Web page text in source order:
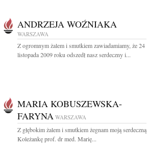
ANDRZEJA WOŹNIAKA
WARSZAWA
Z ogromnym żalem i smutkiem zawiadamiamy, że 24
listopada 2009 roku odszedł nasz serdeczny i...
MARIA KOBUSZEWSKA-
FARYNA WARSZAWA
Z głębokim żalem i smutkiem żegnam moją serdeczną
Koleżankę prof. dr med. Marię...